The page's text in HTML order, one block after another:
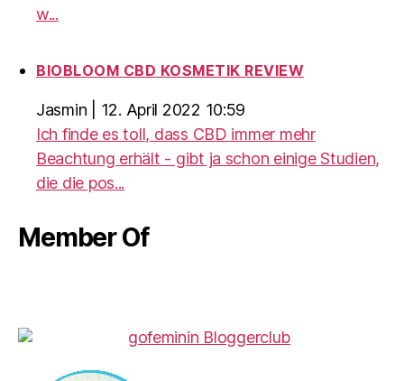
w...
BIOBLOOM CBD KOSMETIK REVIEW
Jasmin
12. April 2022 10:59
Ich finde es toll, dass CBD immer mehr
Beachtung erhält - gibt ja schon einige Studien,
die die pos...
Member Of